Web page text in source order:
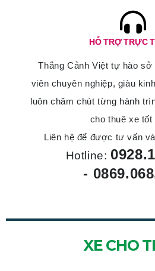
HỖ TRỢ TRỰC
Thắng Cảnh Việt tự hào sở
viên chuyên nghiệp, giàu
luôn chăm chút từng hành
cho thuê xe tốt
Liên hệ để được tư vấn
Hotline:
-
XE CHO